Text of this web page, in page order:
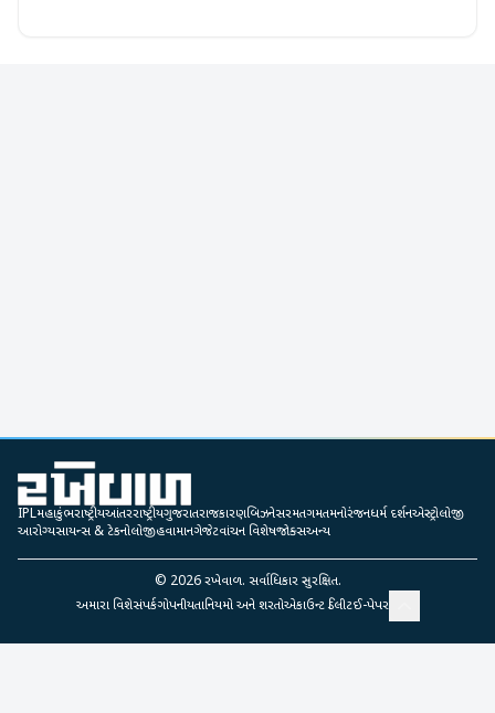
IPLમહાકુંભરાષ્ટ્રીયઆંતરરાષ્ટ્રીયગુજરાતરાજકારણબિઝનેસરમતગમતમનોરંજનધર્મ દર્શનએસ્ટ્રોલોજી
આરોગ્યસાયન્સ & ટેકનોલોજીહવામાનગેજેટવાંચન વિશેષજોક્સઅન્ય
© 2026રખેવાળ. સર્વાધિકાર સુરક્ષિત.
અમારા વિશેસંપર્કગોપનીયતાનિયમો અને શરતોએકાઉન્ટ ડિલીટઈ-પેપર